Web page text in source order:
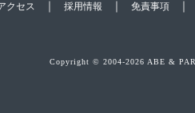
クセス 採用情報 免責事項
Copyright © 2004-2026 ABE &